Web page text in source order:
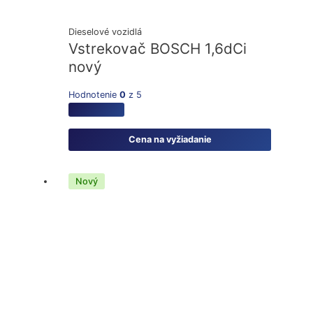
Dieselové vozidlá
Vstrekovač BOSCH 1,6dCi
nový
Hodnotenie0 z 5
Cena na vyžiadanie
Nový